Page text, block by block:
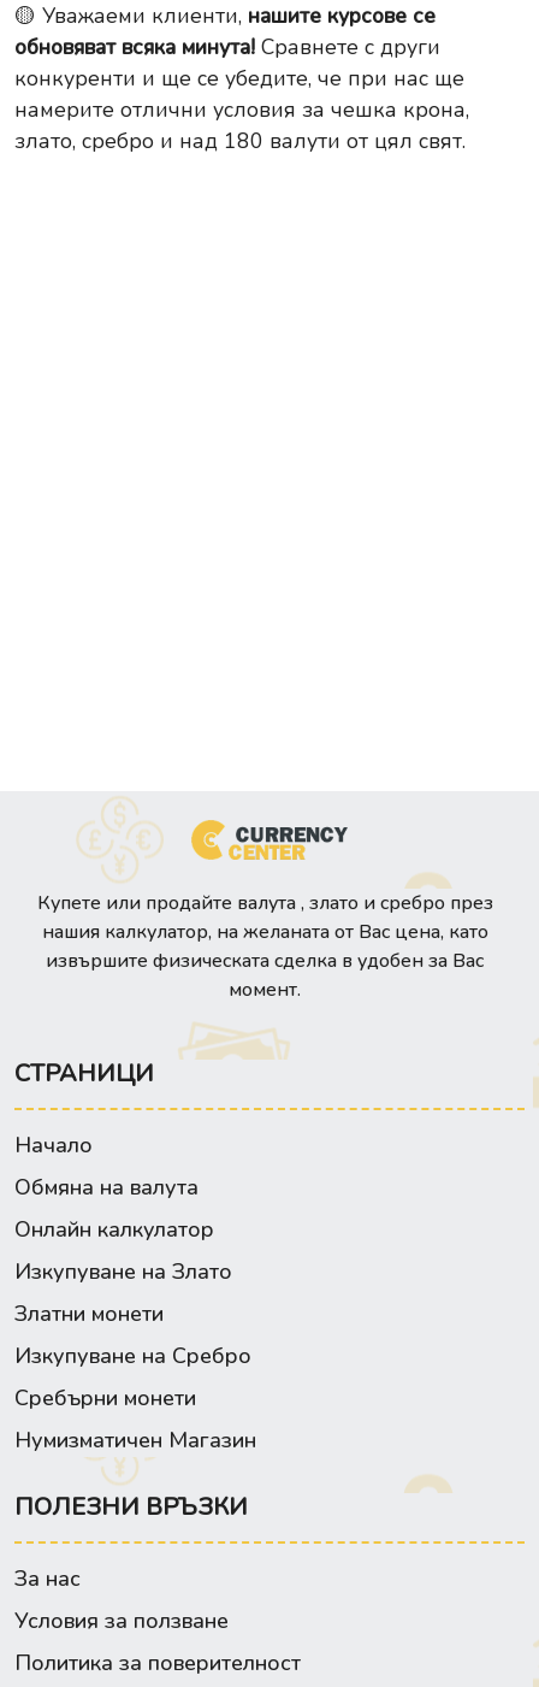
🟡 Уважаеми клиенти, нашите курсове се
обновяват всяка минута! Сравнете с други
конкуренти и ще се убедите, че при нас ще
намерите отлични условия за чешка крона,
злато, сребро и над 180 валути от цял свят.
Купете или продайте валута , злато и сребро през
нашия калкулатор, на желаната от Вас цена, като
извършите физическата сделка в удобен за Вас
момент.
СТРАНИЦИ
Начало
Обмяна на валута
Онлайн калкулатор
Изкупуване на Злато
Златни монети
Изкупуване на Сребро
Сребърни монети
Нумизматичен Магазин
ПОЛЕЗНИ ВРЪЗКИ
За нас
Условия за ползване
Политика за поверителност